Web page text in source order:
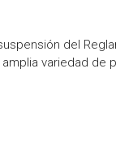
del
variedad